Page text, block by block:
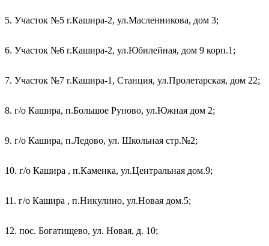
5. Участок №5 г.Кашира-2, ул.Масленникова, дом 3;
6. Участок №6 г.Кашира-2, ул.Юбилейная, дом 9 корп.1;
7. Участок №7 г.Кашира-1, Станция, ул.Пролетарская, дом 22;
8. г/о Кашира, п.Большое Руново, ул.Южная дом 2;
9. г/о Кашира, п.Ледово, ул. Школьная стр.№2;
10. г/о Кашира , п.Каменка, ул.Центральная дом.9;
11. г/о Кашира , п.Никулино, ул.Новая дом.5;
12. пос. Богатищево, ул. Новая, д. 10;